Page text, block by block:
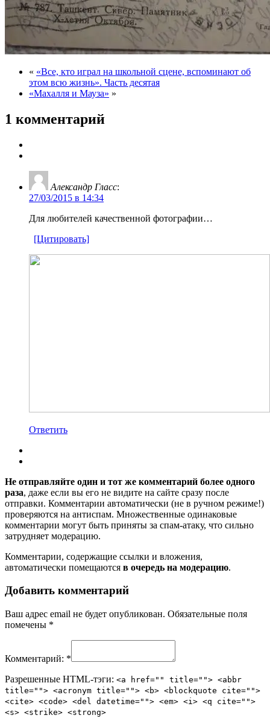
« «Все, кто играл на школьной сцене, вспоминают об
этом всю жизнь». Часть десятая
«Махалля и Мауза» »
1 комментарий
Александр Гласс:
27/03/2015 в 14:34
Для любителей качественной фотографии…
[Цитировать]
Ответить
Не отправляйте один и тот же комментарий более одного
раза, даже если вы его не видите на сайте сразу после
отправки. Комментарии автоматически (не в ручном режиме!)
проверяются на антиспам. Множественные одинаковые
комментарии могут быть приняты за спам-атаку, что сильно
затрудняет модерацию.
Комментарии, содержащие ссылки и вложения,
автоматически помещаются в очередь на модерацию.
Добавить комментарий
Ваш адрес email не будет опубликован. Обязательные поля
помечены *
Комментарий: *
Разрешенные HTML-тэги: <a href="" title=""> <abbr
title=""> <acronym title=""> <b> <blockquote cite="">
<cite> <code> <del datetime=""> <em> <i> <q cite="">
<s> <strike> <strong>